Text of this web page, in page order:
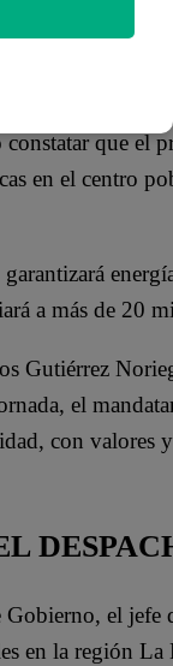
que el
en el centro
a más de 20
Gutiérrez
el
con valores
el
en la región La